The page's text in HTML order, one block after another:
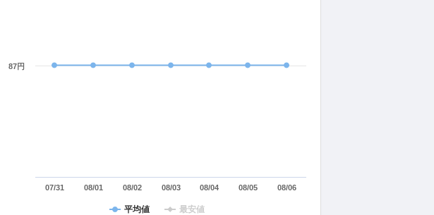
平均値 最安値
07/31 08/01 08/02 08/03 08/04 08/05 08/06
87円